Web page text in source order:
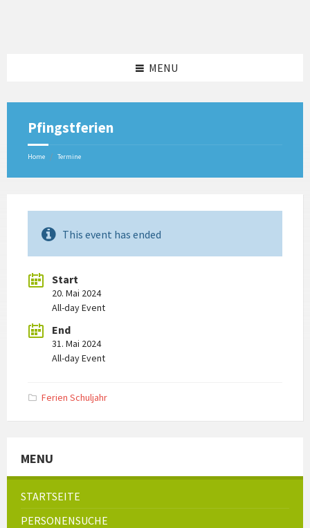
MENU
Pfingstferien
Home / Termine
This event has ended
Start
20. Mai 2024
All-day Event
End
31. Mai 2024
All-day Event
Ferien Schuljahr
MENU
STARTSEITE
PERSONENSUCHE